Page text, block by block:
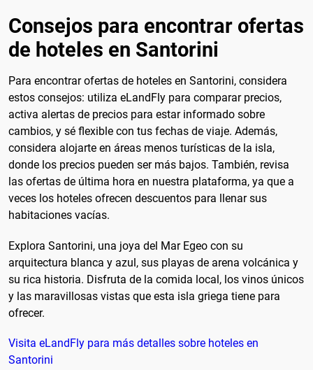
Consejos para encontrar ofertas
de hoteles en Santorini
Para encontrar ofertas de hoteles en Santorini, considera
estos consejos: utiliza eLandFly para comparar precios,
activa alertas de precios para estar informado sobre
cambios, y sé flexible con tus fechas de viaje. Además,
considera alojarte en áreas menos turísticas de la isla,
donde los precios pueden ser más bajos. También, revisa
las ofertas de última hora en nuestra plataforma, ya que a
veces los hoteles ofrecen descuentos para llenar sus
habitaciones vacías.
Explora Santorini, una joya del Mar Egeo con su
arquitectura blanca y azul, sus playas de arena volcánica y
su rica historia. Disfruta de la comida local, los vinos únicos
y las maravillosas vistas que esta isla griega tiene para
ofrecer.
Visita eLandFly para más detalles sobre hoteles en
Santorini